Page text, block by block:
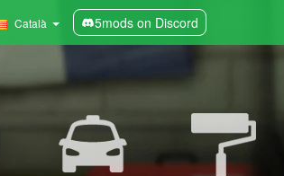
Català 5mods on Discord